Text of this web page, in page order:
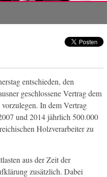
entschieden, den
geschlossene Vertrag dem
In dem Vertrag
und 2014 jährlich 500.000
Holzverarbeiter zu
aus der Zeit der
zusätzlich. Dabei